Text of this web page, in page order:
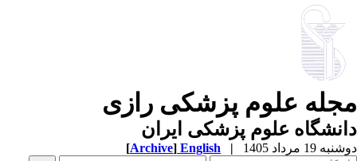
علوم پزشکی رازی
علوم پزشکی ایران
19 مرداد 1405 |
English
[Archive]